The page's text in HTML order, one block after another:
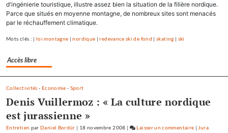
d'ingénierie touristique, illustre assez bien la situation de la filière nordique.
Parce que situés en moyenne montagne, de nombreux sites sont menacés
par le réchauffement climatique.
Mots clés : |loi montagne |nordique |redevance ski de fond |skating | ski
Accès libre
Collectivités - Economie - Sport
Denis Vuillermoz : « La culture nordique
est jurassienne »
Entretien parDaniel Bordür | 18 novembre 2008 | Laisser un commentaire on
| Jura